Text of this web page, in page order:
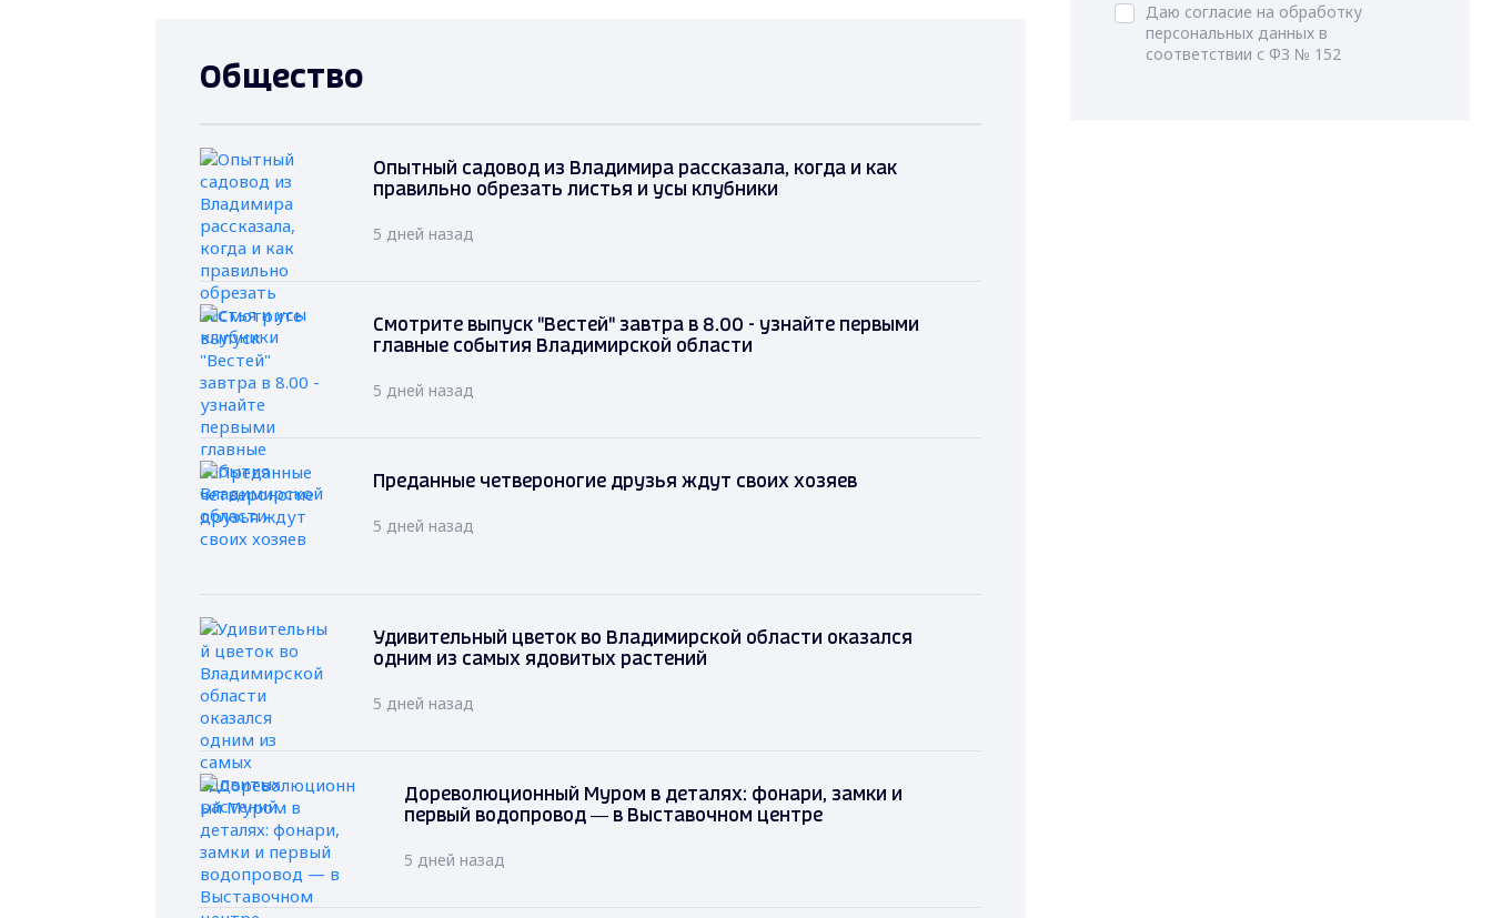
Общество
Опытный садовод из Владимира рассказала, когда и как
правильно обрезать листья и усы клубники
5 дней назад
Смотрите выпуск "Вестей" завтра в 8.00 - узнайте первыми
главные события Владимирской области
5 дней назад
Преданные четвероногие друзья ждут своих хозяев
5 дней назад
Удивительный цветок во Владимирской области оказался
одним из самых ядовитых растений
5 дней назад
Дореволюционный Муром в деталях: фонари, замки и
первый водопровод — в Выставочном центре
5 дней назад
Даю согласие на обработку
персональных данных в
соответствии с ФЗ № 152